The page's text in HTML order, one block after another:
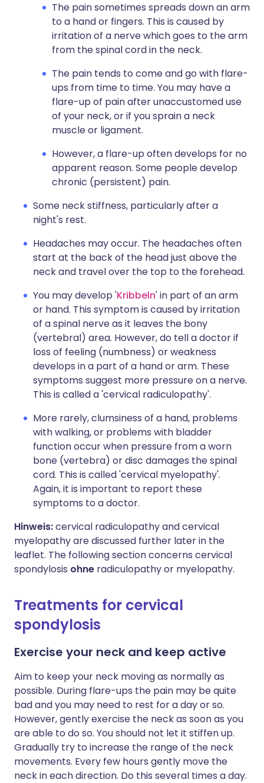
The pain sometimes spreads down an arm
to a hand or fingers. This is caused by
irritation of a nerve which goes to the arm
from the spinal cord in the neck.
The pain tends to come and go with flare-
ups from time to time. You may have a
flare-up of pain after unaccustomed use
of your neck, or if you sprain a neck
muscle or ligament.
However, a flare-up often develops for no
apparent reason. Some people develop
chronic (persistent) pain.
Some neck stiffness, particularly after a
night's rest.
Headaches may occur. The headaches often
start at the back of the head just above the
neck and travel over the top to the forehead.
You may develop 'Kribbeln' in part of an arm
or hand. This symptom is caused by irritation
of a spinal nerve as it leaves the bony
(vertebral) area. However, do tell a doctor if
loss of feeling (numbness) or weakness
develops in a part of a hand or arm. These
symptoms suggest more pressure on a nerve.
This is called a 'cervical radiculopathy'.
More rarely, clumsiness of a hand, problems
with walking, or problems with bladder
function occur when pressure from a worn
bone (vertebra) or disc damages the spinal
cord. This is called 'cervical myelopathy'.
Again, it is important to report these
symptoms to a doctor.
Hinweis:cervical radiculopathy and cervical
myelopathy are discussed further later in the
leaflet. The following section concerns cervical
spondylosis ohne radiculopathy or myelopathy.
Treatments for cervical
spondylosis
Exercise your neck and keep active
Aim to keep your neck moving as normally as
possible. During flare-ups the pain may be quite
bad and you may need to rest for a day or so.
However, gently exercise the neck as soon as you
are able to do so. You should not let it stiffen up.
Gradually try to increase the range of the neck
movements. Every few hours gently move the
neck in each direction. Do this several times a day.